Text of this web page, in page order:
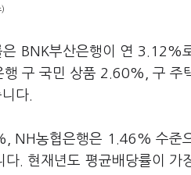
)
BNK부산은행이 연 3.12%
구 국민 상품 2.60%, 구 주
다.
NH농협은행은 1.46% 수준
. 현재년도 평균배당률이 가